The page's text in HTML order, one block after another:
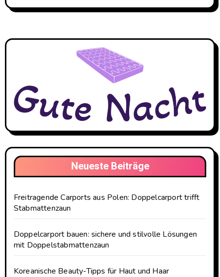
Neueste Beiträge
Freitragende Carports aus Polen: Doppelcarport trifft
Stabmattenzaun
Doppelcarport bauen: sichere und stilvolle Lösungen
mit Doppelstabmattenzaun
Koreanische Beauty-Tipps für Haut und Haar